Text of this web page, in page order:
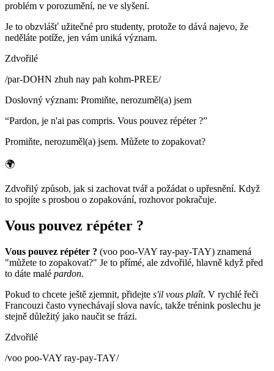
problém v porozumění, ne ve slyšení.
Je to obzvlášť užitečné pro studenty, protože to dává najevo, že
neděláte potíže, jen vám uniká význam.
Zdvořilé
/par-DOHN zhuh nay pah kohm-PREE/
Doslovný význam: Promiňte, nerozuměl(a) jsem
“Pardon, je n'ai pas compris. Vous pouvez répéter ?”
Promiňte, nerozuměl(a) jsem. Můžete to zopakovat?
🌍
Zdvořilý způsob, jak si zachovat tvář a požádat o upřesnění. Když
to spojíte s prosbou o zopakování, rozhovor pokračuje.
Vous pouvez répéter ?
Vous pouvez répéter ? (voo poo-VAY ray-pay-TAY) znamená
"můžete to zopakovat?" Je to přímé, ale zdvořilé, hlavně když před
to dáte malé pardon.
Pokud to chcete ještě zjemnit, přidejte s'il vous plaît. V rychlé řeči
Francouzi často vynechávají slova navíc, takže trénink poslechu je
stejně důležitý jako naučit se frázi.
Zdvořilé
/voo poo-VAY ray-pay-TAY/